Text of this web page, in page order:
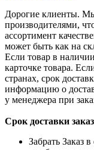
Дорогие клиенты.
производителями,
ассортимент
может быть как на
Если товар в
карточке товара.
странах, срок
информацию о
у менеджера при
Срок доставки
Забрать Заказ